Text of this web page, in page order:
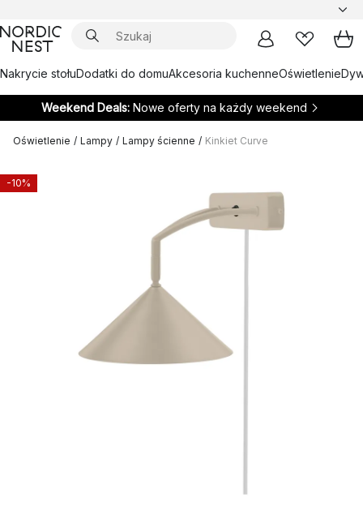
Nakrycie stołuDodatki do domuAkcesoria kuchenneOświetlenie
Weekend Deals: Nowe oferty na każdy weekend
Oświetlenie / Lampy / Lampy ścienne / Kinkiet Curve
-10%